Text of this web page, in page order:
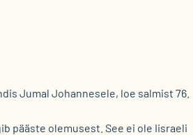
Jumal Johannesele, loe salmist 76.
pääste olemusest. See ei ole Iisraeli